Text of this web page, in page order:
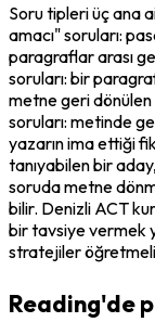
Soru tipleri üç ana
amacı" soruları:
paragraflar arası
soruları: bir
metne geri dönülen
soruları: metinde
yazarın ima ettiği
tanıyabilen bir
soruda metne
bilir. Denizli ACT
bir tavsiye vermek
stratejiler
Reading'de